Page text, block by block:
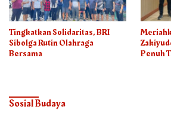
Tingkatkan Solidaritas, BRI
Sibolga Rutin Olahraga
Bersama
Penuh
Sosial Budaya